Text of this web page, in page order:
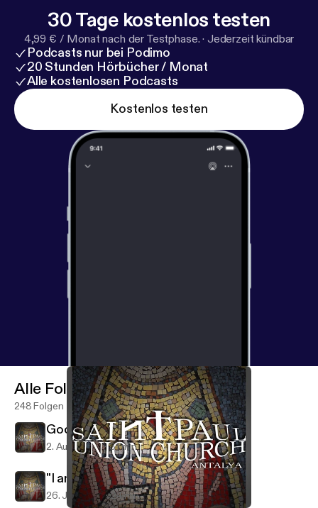
30 Tage kostenlos testen
4,99 € / Monat nach der Testphase. · Jederzeit kündbar
Podcasts nur bei Podimo
20 Stunden Hörbücher / Monat
Alle kostenlosen Podcasts
Kostenlos testen
Alle Folgen
248 Folgen
Good Shepherd by Jackson Crum
2. Aug. 2026 31 min
"I am the Gate" by Richard Welch
26. Juli 2026 24 min